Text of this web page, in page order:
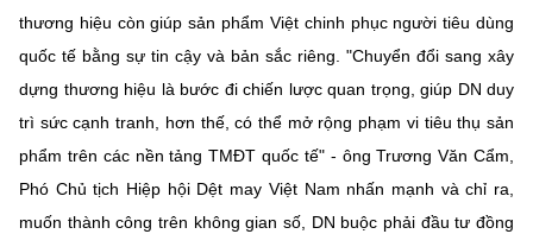
thương hiệu còn giúp sản phẩm Việt chinh phục người tiêu dùng
quốc tế bằng sự tin cậy và bản sắc riêng. "Chuyển đổi sang xây
dựng thương hiệu là bước đi chiến lược quan trọng, giúp DN duy
trì sức cạnh tranh, hơn thế, có thể mở rộng phạm vi tiêu thụ sản
phẩm trên các nền tảng TMĐT quốc tế" - ông Trương Văn Cẩm,
Phó Chủ tịch Hiệp hội Dệt may Việt Nam nhấn mạnh và chỉ ra,
muốn thành công trên không gian số, DN buộc phải đầu tư đồng